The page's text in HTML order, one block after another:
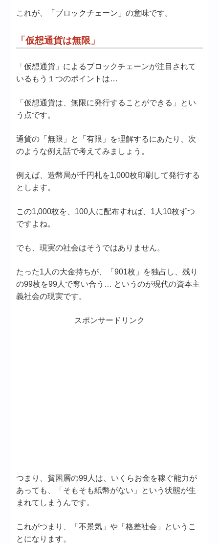
これが、「ブロックチェーン」の意味です。
「仮想通貨は無限」
「仮想通貨」によるブロックチェーンが注目されて
いるもう１つのポイントは…
「仮想通貨は、無限に発行することができる」とい
う点です。
通貨の「無限」と「有限」を理解するにあたり、次
のような例え話で考えてみましょう。
例えば、造幣局が千円札を1,000枚印刷して発行する
とします。
この1,000枚を、100人に配布すれば、1人10枚ずつ
ですよね。
でも、現実の社会はそうではありません。
たった1人の大金持ちが、「901枚」を独占し、残り
の99枚を99人で奪い合う… というのが現代の資本主
義社会の現実です。
スポンサードリンク
つまり、貧困層の99人は、いくらお金を稼ぐ能力が
あっても、「そもそも紙幣がない」という状態が生
まれてしまうんです。
これがつまり、「不景気」や「格差社会」というこ
とになります。